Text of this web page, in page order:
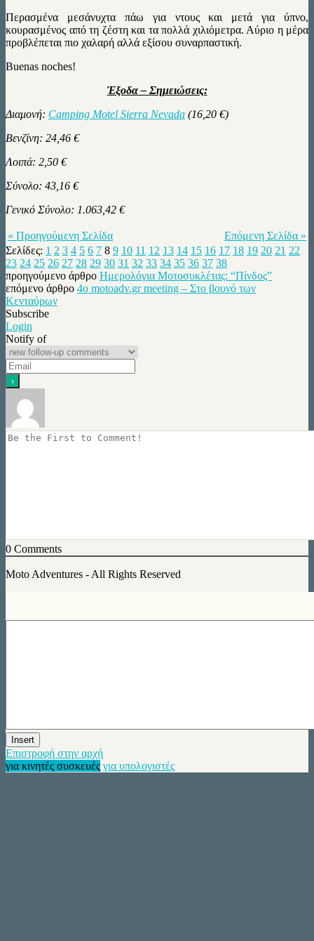
Περασμένα μεσάνυχτα πάω για ντους και μετά για ύπνο,
κουρασμένος από τη ζέστη και τα πολλά χιλιόμετρα. Αύριο η μέρα
προβλέπεται πιο χαλαρή αλλά εξίσου συναρπαστική.
Βuenas noches!
Έξοδα – Σημειώσεις:
Διαμονή: Camping Motel Sierra Nevada (16,20 €)
Βενζίνη: 24,46 €
Λοιπά: 2,50 €
Σύνολο: 43,16 €
Γενικό Σύνολο: 1.063,42 €
« Προηγούμενη Σελίδα
Επόμενη Σελίδα »
Σελίδες: 1 2 3 4 5 6 7 8 9 10 11 12 13 14 15 16 17 18 19 20 21 22
23 24 25 26 27 28 29 30 31 32 33 34 35 36 37 38
προηγούμενο άρθρο Ημερολόγια Μοτοσυκλέτας: “Πίνδος”
επόμενο άρθρο 4ο motoadv.gr meeting – Στο βουνό των
Κενταύρων
Subscribe
Login
Notify of
0 Comments
Moto Adventures - All Rights Reserved
Insert
Επιστροφή στην αρχή
για κινητές συσκευές για υπολογιστές